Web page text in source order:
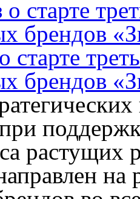
старте
брендов
растущих
на